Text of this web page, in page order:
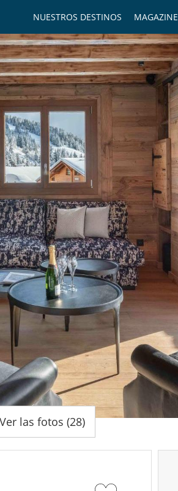
MAGAZINE
NUESTROS DESTINOS
Ver las fotos (28)